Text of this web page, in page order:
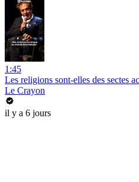
1:45
Les religions sont-elles des sectes
Le Crayon
il y a 6 jours